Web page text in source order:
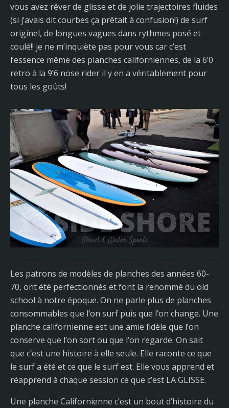
vous avez rêver de glisse et de jolie trajectoires fluides
(si j’avais dit courbes ça prêtait à confusion!) de surf
originel, de longues vagues dans rythmes posé et
coulé!! je ne m’inquiète pas pour vous car c’est
l’essence même des planches californiennes, de la 6’0
retro à la 9’6 nose rider il y en a véritablement pour
tous les goûts!
Les patrons de modèles de planches des années 60-
70, ont été perfectionnés et font la renommé du old
school à notre époque. On ne parle plus de planches
consommables que l’on surf puis que l’on change. Une
planche californienne est une amie fidèle que l’on
conserve que l’on sort ou que l’on regarde. On sait
que c’est une histoire à elle seule. Elle raconte ce que
le surf a été et ce que le surf est. Elle vous apprend et
réapprend à chaque session ce que c’est LA GLISSE.
Une planche Californienne c’est un bout d’histoire du